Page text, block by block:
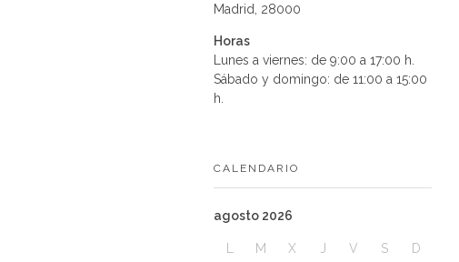
Madrid, 28000
Horas
Lunes a viernes: de 9:00 a 17:00 h.
Sábado y domingo: de 11:00 a 15:00
h.
CALENDARIO
agosto 2026
L M X J V S D